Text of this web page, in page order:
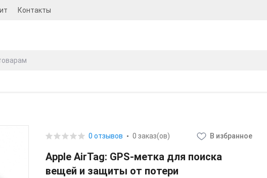
Контакты
0 отзывов 0 заказ(ов) В избранное
Apple AirTag: GPS-метка для поиска
вещей и защиты от потери